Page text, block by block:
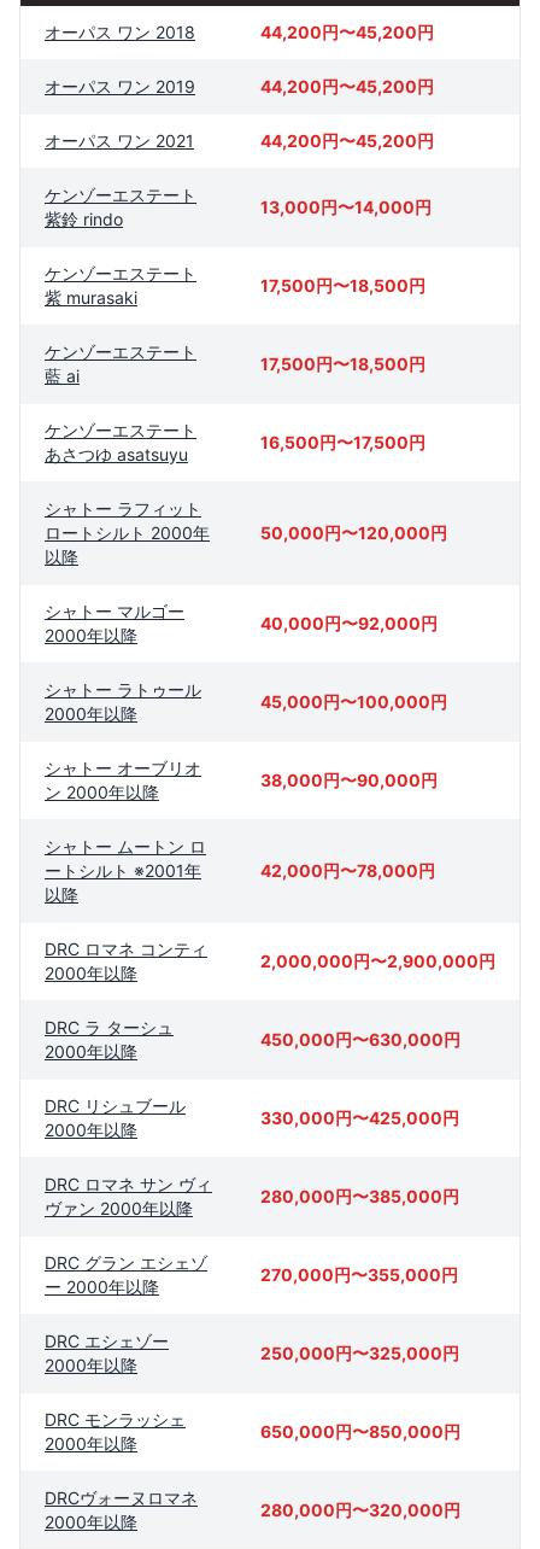
オーパス ワン 2018 44,200円〜45,200円
オーパス ワン 2019 44,200円〜45,200円
オーパス ワン 2021 44,200円〜45,200円
ケンゾーエステート
紫鈴 rindo
13,000円〜14,000円
ケンゾーエステート
紫 murasaki
17,500円〜18,500円
ケンゾーエステート
藍 ai
17,500円〜18,500円
ケンゾーエステート
あさつゆ asatsuyu
16,500円〜17,500円
シャトー ラフィット
ロートシルト 2000年
以降
50,000円〜120,000円
シャトー マルゴー
2000年以降
40,000円〜92,000円
シャトー ラトゥール
2000年以降
45,000円〜100,000円
シャトー オーブリオ
ン 2000年以降
38,000円〜90,000円
シャトー ムートン ロ
ートシルト ※2001年
以降
42,000円〜78,000円
DRC ロマネ コンティ
2000年以降
2,000,000円〜2,900,000円
DRC ラ ターシュ
2000年以降
450,000円〜630,000円
DRC リシュブール
2000年以降
330,000円〜425,000円
DRC ロマネ サン ヴィ
ヴァン 2000年以降
280,000円〜385,000円
DRC グラン エシェゾ
ー 2000年以降
270,000円〜355,000円
DRC エシェゾー
2000年以降
250,000円〜325,000円
DRC モンラッシェ
2000年以降
650,000円〜850,000円
DRCヴォーヌロマネ
2000年以降
280,000円〜320,000円